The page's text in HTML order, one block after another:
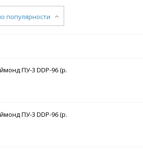
популярности
ПУ-3 DDP-96 (р.
ПУ-3 DDP-96 (р.